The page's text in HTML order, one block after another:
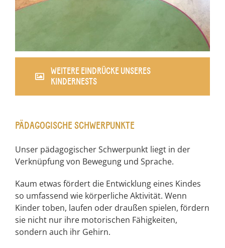
WEITERE EINDRÜCKE UNSERES
KINDERNESTS
PÄDAGOGISCHE SCHWERPUNKTE
Unser pädagogischer Schwerpunkt liegt in der
Verknüpfung von Bewegung und Sprache.
Kaum etwas fördert die Entwicklung eines Kindes
so umfassend wie körperliche Aktivität. Wenn
Kinder toben, laufen oder draußen spielen, fördern
sie nicht nur ihre motorischen Fähigkeiten,
sondern auch ihr Gehirn.